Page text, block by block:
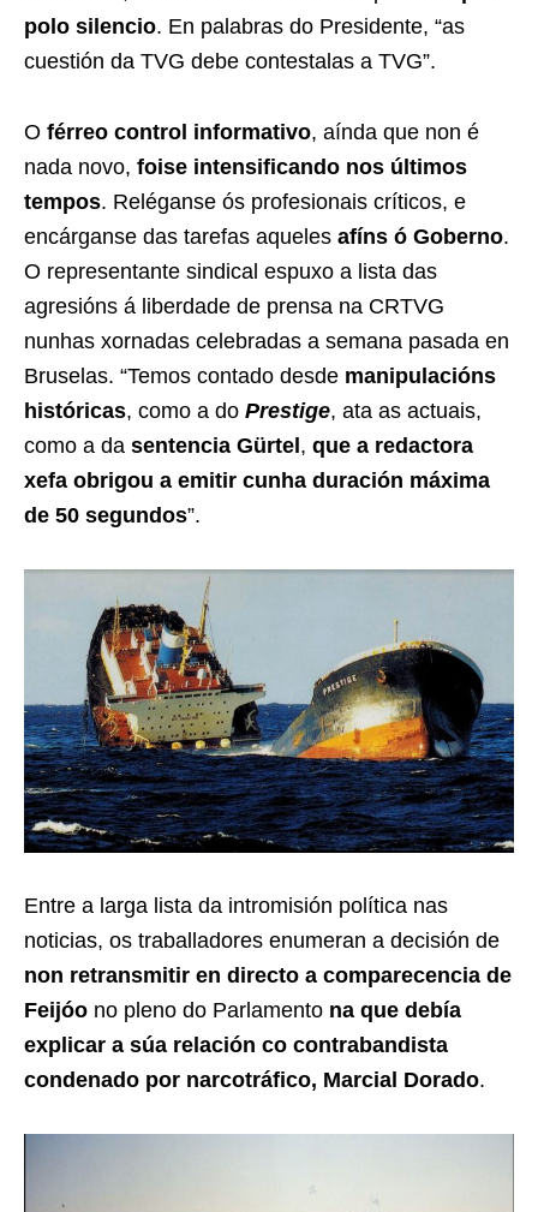
polo silencio. En palabras do Presidente, “as
cuestión da TVG debe contestalas a TVG”.
O férreo control informativo, aínda que non é
nada novo, foise intensificando nos últimos
tempos. Reléganse ós profesionais críticos, e
encárganse das tarefas aqueles afíns ó Goberno.
O representante sindical espuxo a lista das
agresións á liberdade de prensa na CRTVG
nunhas xornadas celebradas a semana pasada en
Bruselas. “Temos contado desde manipulacións
históricas, como a do Prestige, ata as actuais,
como a da sentencia Gürtel , que a redactora
xefa obrigou a emitir cunha duración máxima
de 50 segundos”.
Entre a larga lista da intromisión política nas
noticias, os traballadores enumeran a decisión de
non retransmitir en directo a comparecencia de
Feijóo no pleno do Parlamento na que debía
explicar a súa relación co contrabandista
condenado por narcotráfico, Marcial Dorado.